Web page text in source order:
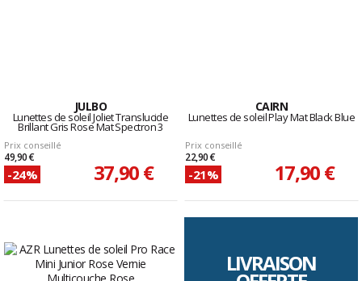
JULBO
Lunettes de soleil Joliet Translucide
Brillant Gris Rose Mat Spectron 3
Prix conseillé
49,90 €
-24% 37,90 €
CAIRN
Lunettes de soleil Play Mat Black Blue
Prix conseillé
22,90 €
-21% 17,90 €
LIVRAISON